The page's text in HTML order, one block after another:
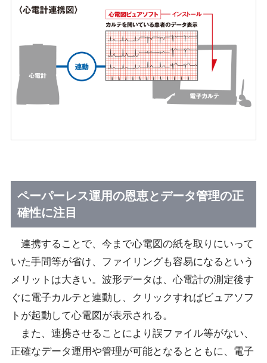
ペーパーレス運用の恩恵とデータ管理の正
確性に注目
連携することで、今まで心電図の紙を取りにいって
いた手間等が省け、ファイリングも容易になるという
メリットは大きい。波形データは、心電計の測定後す
ぐに電子カルテと連動し、クリックすればビュアソフ
トが起動して心電図が表示される。
また、連携させることにより誤ファイル等がない、
正確なデータ運用や管理が可能となるとともに、電子